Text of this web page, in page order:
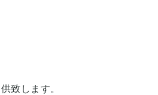
致します。